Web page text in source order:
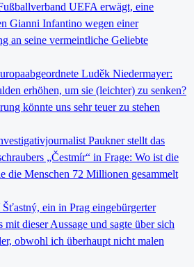
UEFA erwägt, eine
Gianni Infantino wegen einer
an seine vermeintliche Geliebte
Luděk Niedermayer:
erhöhen, um sie (leichter) zu senken?
könnte uns sehr teuer zu stehen
Paukner stellt das
„Čestmír“ in Frage: Wo ist die
die Menschen 72 Millionen gesammelt
ein in Prag eingebürgerter
mit dieser Aussage und sagte über sich
obwohl ich überhaupt nicht malen